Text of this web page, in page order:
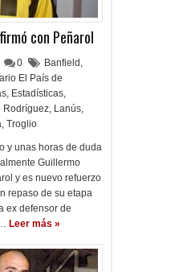
con Peñarol
0 Banfield ,
El País de
, Estadísticas,
Rodríguez, Lanús,
, Troglio
y unas horas de duda
Guillermo
y es nuevo refuerzo
repaso de su etapa
ex defensor de
Leer más »